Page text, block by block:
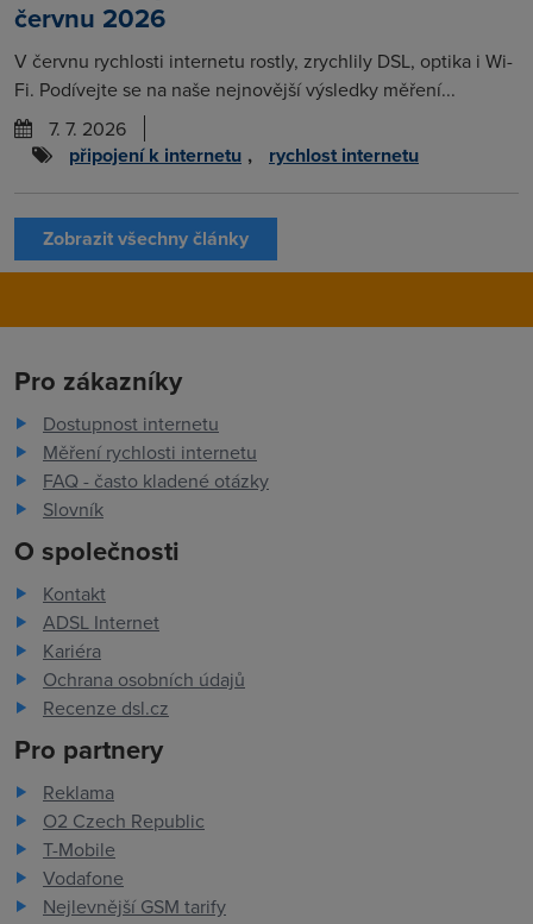
červnu 2026
V červnu rychlosti internetu rostly, zrychlily DSL, optika i Wi-
Fi. Podívejte se na naše nejnovější výsledky měření...
7. 7. 2026
připojení k internetu , rychlost internetu
Zobrazit všechny články
Pro zákazníky
Dostupnost internetu
Měření rychlosti internetu
FAQ - často kladené otázky
Slovník
O společnosti
Kontakt
ADSL Internet
Kariéra
Ochrana osobních údajů
Recenze dsl.cz
Pro partnery
Reklama
O2 Czech Republic
T-Mobile
Vodafone
Nejlevnější GSM tarify